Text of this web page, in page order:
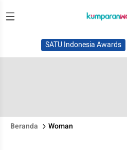
SATU Indonesia Awards
Beranda Woman